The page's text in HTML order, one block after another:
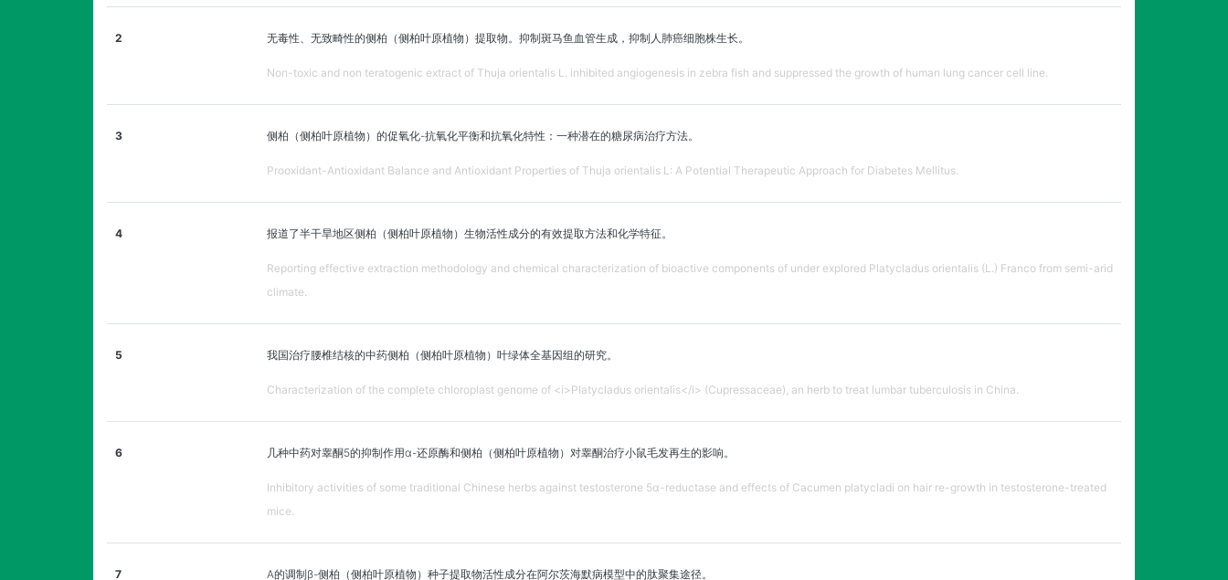
2 无毒性、无致畸性的侧柏（侧柏叶原植物）提取物。抑制斑马鱼血管生成，抑制人肺癌细胞株生长。
Non-toxic and non teratogenic extract of Thuja orientalis L. inhibited angiogenesis in zebra fish and suppressed the growth of human lung cancer cell line.
3 侧柏（侧柏叶原植物）的促氧化-抗氧化平衡和抗氧化特性：一种潜在的糖尿病治疗方法。
Prooxidant-Antioxidant Balance and Antioxidant Properties of Thuja orientalis L: A Potential Therapeutic Approach for Diabetes Mellitus.
4 报道了半干旱地区侧柏（侧柏叶原植物）生物活性成分的有效提取方法和化学特征。
Reporting effective extraction methodology and chemical characterization of bioactive components of under explored Platycladus orientalis (L.) Franco from semi-arid
climate.
5 我国治疗腰椎结核的中药侧柏（侧柏叶原植物）叶绿体全基因组的研究。
Characterization of the complete chloroplast genome of <i>Platycladus orientalis</i> (Cupressaceae), an herb to treat lumbar tuberculosis in China.
6 几种中药对睾酮5的抑制作用α-还原酶和侧柏（侧柏叶原植物）对睾酮治疗小鼠毛发再生的影响。
Inhibitory activities of some traditional Chinese herbs against testosterone 5α-reductase and effects of Cacumen platycladi on hair re-growth in testosterone-treated
mice.
7 A的调制β-侧柏（侧柏叶原植物）种子提取物活性成分在阿尔茨海默病模型中的肽聚集途径。